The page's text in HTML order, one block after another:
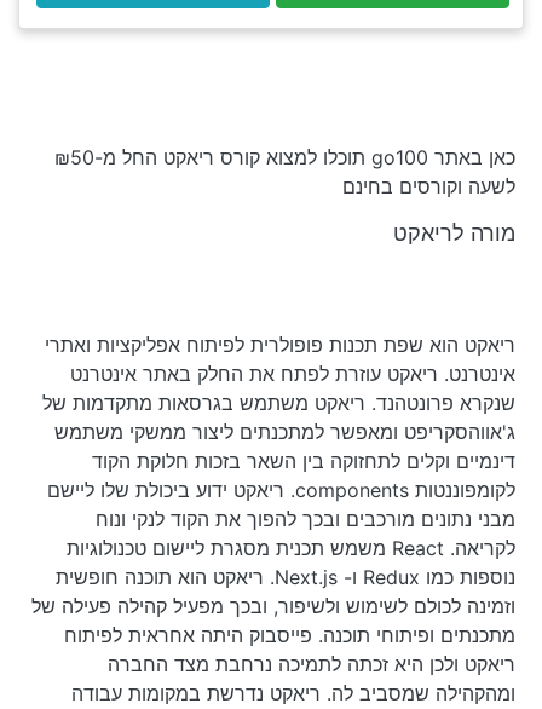
כאן באתר go100 תוכלו למצוא קורס ריאקט החל מ-₪50
לשעה וקורסים בחינם
מורה לריאקט
ריאקט הוא שפת תכנות פופולרית לפיתוח אפליקציות ואתרי
אינטרנט. ריאקט עוזרת לפתח את החלק באתר אינטרנט
שנקרא פרונטהנד. ריאקט משתמש בגרסאות מתקדמות של
ג'אווהסקריפט ומאפשר למתכנתים ליצור ממשקי משתמש
דינמיים וקלים לתחזוקה בין השאר בזכות חלוקת הקוד
לקומפוננטות components. ריאקט ידוע ביכולת שלו ליישם
מבני נתונים מורכבים ובכך להפוך את הקוד לנקי ונוח
לקריאה. React משמש תכנית מסגרת ליישום טכנולוגיות
נוספות כמו Redux ו- Next.js. ריאקט הוא תוכנה חופשית
וזמינה לכולם לשימוש ולשיפור, ובכך מפעיל קהילה פעילה של
מתכנתים ופיתוחי תוכנה. פייסבוק היתה אחראית לפיתוח
ריאקט ולכן היא זכתה לתמיכה נרחבת מצד החברה
ומהקהילה שמסביב לה. ריאקט נדרשת במקומות עבודה